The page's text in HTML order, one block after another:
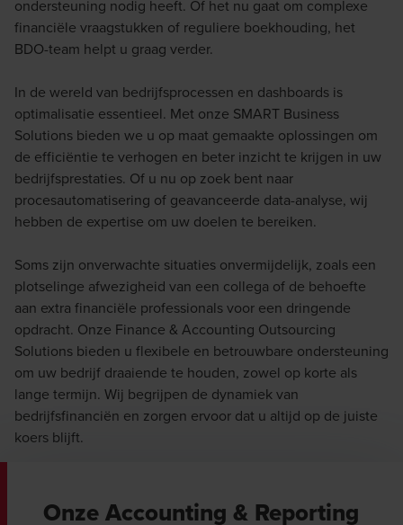
ondersteuning nodig heeft. Of het nu gaat om complexe
financiële vraagstukken of reguliere boekhouding, het
BDO-team helpt u graag verder.
In de wereld van bedrijfsprocessen en dashboards is
optimalisatie essentieel. Met onze SMART Business
Solutions bieden we u op maat gemaakte oplossingen om
de efficiëntie te verhogen en beter inzicht te krijgen in uw
bedrijfsprestaties. Of u nu op zoek bent naar
procesautomatisering of geavanceerde data-analyse, wij
hebben de expertise om uw doelen te bereiken.
Soms zijn onverwachte situaties onvermijdelijk, zoals een
plotselinge afwezigheid van een collega of de behoefte
aan extra financiële professionals voor een dringende
opdracht. Onze Finance & Accounting Outsourcing
Solutions bieden u flexibele en betrouwbare ondersteuning
om uw bedrijf draaiende te houden, zowel op korte als
lange termijn. Wij begrijpen de dynamiek van
bedrijfsfinanciën en zorgen ervoor dat u altijd op de juiste
koers blijft.
Onze Accounting & Reporting